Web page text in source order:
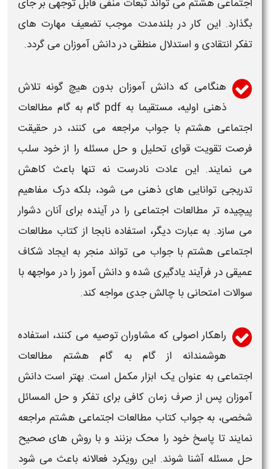
اجتماعی هشتم می تواند تبعات منفی قابل توجهی بر جای
بگذارد. این کار در بلندمدت موجب تضعیف مهارت های
تفکر انتقادی و استدلال منطقی در دانش آموزان می گردد.
هنگامی که دانش آموزان بدون هیچ گونه تلاش
ذهنی اولیه، مستقیما به pdf گام به گام مطالعات
اجتماعی هشتمباجواب مراجعه می کنند، در حقیقت
فرصت تقویت قوای تحلیل و حل مسئله را از خود سلب
می نمایند. این عادت نادرست نه تنها باعث کاهش
تدریجی توانایی های ذهنی می شود، بلکه درک مفاهیم
پیچیده تر مطالعات اجتماعی را در آینده برای آنان دشوار
می سازد. به عبارت دیگر، استفاده نابجا ازکتاب مطالعات
اجتماعی هشتم با جواب می تواند منجر به ایجاد شکاف
عمیقی در فرآیند یادگیری شده و دانش آموز را در مواجهه با
سوالات امتحانی با چالش جدی مواجه کند.
راهکار اصولی که مشاوران توصیه می کنند، استفاده
هوشمندانه ازگام به گام هشتم مطالعات
اجتماعیبه عنوان یک ابزار مکمل است. بهتر است دانش
آموزان پس از صرف زمان کافی برای تفکر و حل المسائل
شخصی، بهجواب کتاب مطالعات اجتماعی هشتم مراجعه
نمایند تا پاسخ خود را محک بزنند و با روش های صحیح
حل مسئله آشنا شوند. این رویکرد فعالانه باعث می شود